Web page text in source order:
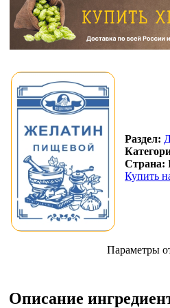
Раздел:
Страна:
Купить
Параметры
Описание